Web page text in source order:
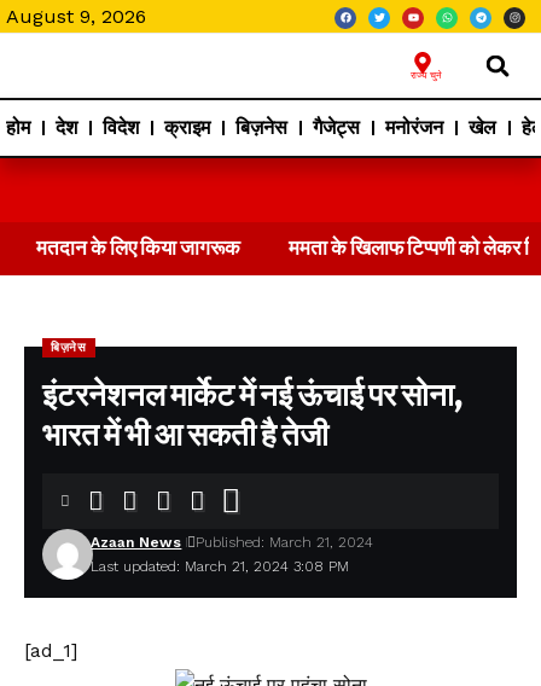
August 9, 2026
राज्य चुने
होम देश विदेश क्राइम बिज़नेस गैजेट्स मनोरंजन खेल
मतदान के लिए किया जागरूक ममता के खिलाफ टिप्पणी को लेकर
बिज़नेस
इंटरनेशनल मार्केट में नई ऊंचाई पर सोना,
भारत में भी आ सकती है तेजी
Last updated: March 21, 2024 3:08 PM
Azaan News Published: March 21, 2024
[ad_1]